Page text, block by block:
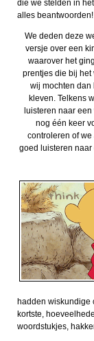
die we stelden in
alles beantwoorden!
We deden deze
versje over een
waarover het
prentjes die bij het
wij mochten dan
kleven. Telkens
luisteren naar een
nog één keer
controleren of
goed luisteren
hadden wiskundige
kortste,
woordstukjes,